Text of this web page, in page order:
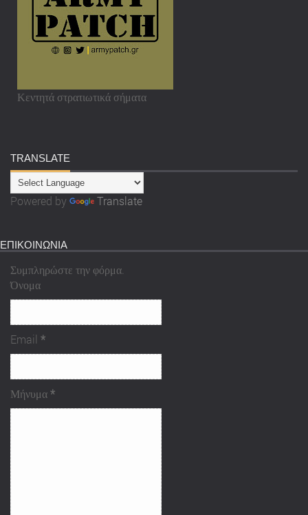
Κεντητά στρατιωτικά σήματα
TRANSLATE
Powered by Translate
ΕΠΙΚΟΙΝΩΝΙΑ
Συμπληρώστε την φόρμα.
Όνομα
Email *
Μήνυμα*